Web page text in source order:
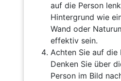
auf die Person
Hintergrund wie
Wand oder
effektiv sein.
Achten Sie auf die
Denken Sie über
Person im Bild